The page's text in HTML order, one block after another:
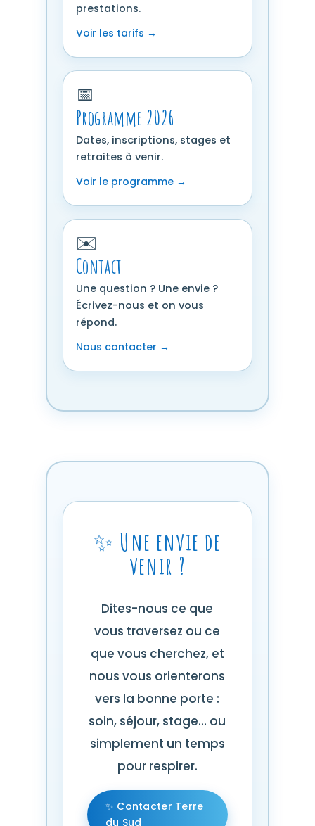
prestations.
Voir les tarifs →
📅
Programme 2026
Dates, inscriptions, stages et
retraites à venir.
Voir le programme →
✉️
Contact
Une question ? Une envie ?
Écrivez-nous et on vous
répond.
Nous contacter →
✨ Une envie de
venir ?
Dites-nous ce que
vous traversez ou ce
que vous cherchez, et
nous vous orienterons
vers la bonne porte :
soin, séjour, stage… ou
simplement un temps
pour respirer.
✨ Contacter Terre
du Sud